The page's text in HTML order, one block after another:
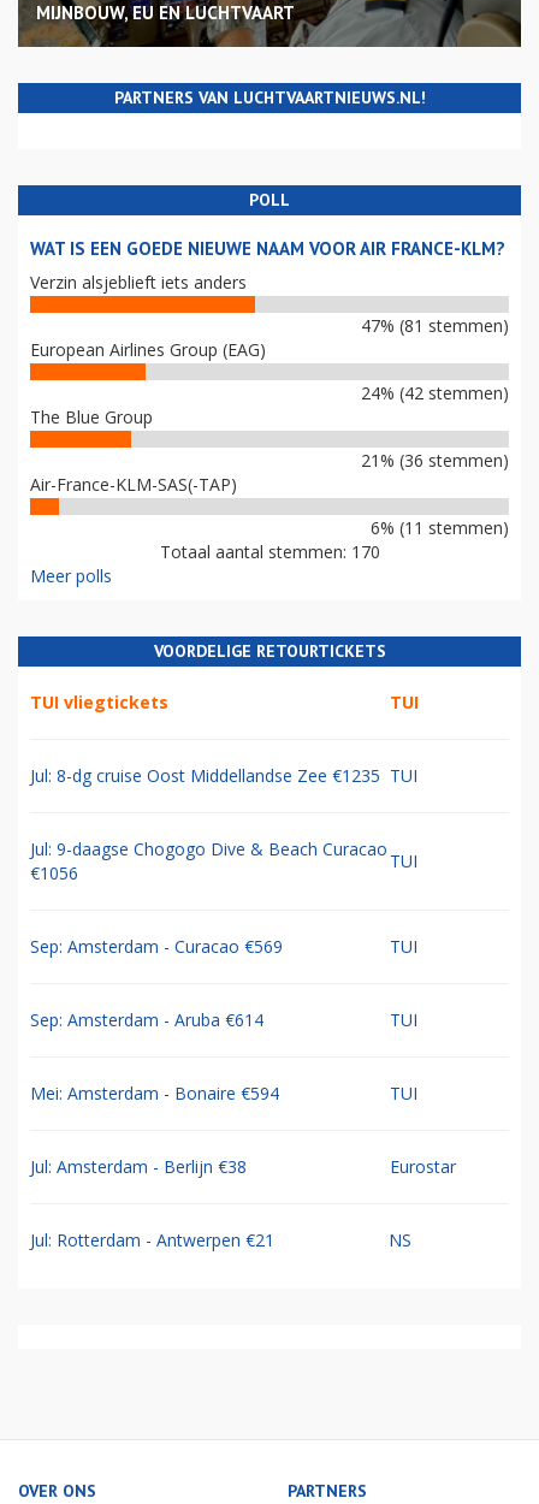
MIJNBOUW, EU EN LUCHTVAART
PARTNERS VAN LUCHTVAARTNIEUWS.NL!
POLL
WAT IS EEN GOEDE NIEUWE NAAM VOOR AIR FRANCE-KLM?
Verzin alsjeblieft iets anders
47% (81 stemmen)
European Airlines Group (EAG)
24% (42 stemmen)
The Blue Group
21% (36 stemmen)
Air-France-KLM-SAS(-TAP)
6% (11 stemmen)
Totaal aantal stemmen: 170
Meer polls
VOORDELIGE RETOURTICKETS
TUI vliegtickets TUI
Jul: 8-dg cruise Oost Middellandse Zee €1235 TUI
Jul: 9-daagse Chogogo Dive & Beach Curacao
€1056
TUI
Sep: Amsterdam - Curacao €569 TUI
Sep: Amsterdam - Aruba €614 TUI
Mei: Amsterdam - Bonaire €594 TUI
Jul: Amsterdam - Berlijn €38 Eurostar
Jul: Rotterdam - Antwerpen €21 NS
OVER ONS PARTNERS